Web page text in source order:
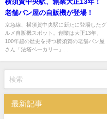
老舗パン屋の自販機が登場！
京急線、横須賀中央駅に新たに登場したグ
ルメ自販機スポット。創業は大正13年、
100年超の歴史を持つ横須賀の老舗パン屋
さん「法塔ベーカリー」...
最新記事